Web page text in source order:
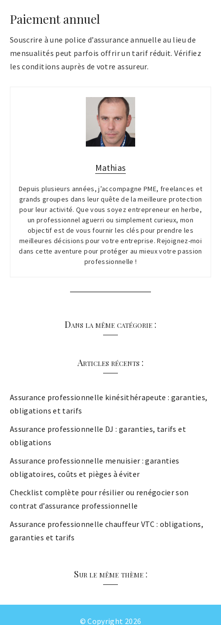
Paiement annuel
Souscrire à une police d’assurance annuelle au lieu de
mensualités peut parfois offrir un tarif réduit. Vérifiez
les conditions auprès de votre assureur.
Mathias
Depuis plusieurs années, j’accompagne PME, freelances et
grands groupes dans leur quête de la meilleure protection
pour leur activité. Que vous soyez entrepreneur en herbe,
un professionnel aguerri ou simplement curieux, mon
objectif est de vous fournir les clés pour prendre les
meilleures décisions pour votre entreprise. Rejoignez-moi
dans cette aventure pour protéger au mieux votre passion
professionnelle !
Dans la même catégorie :
Articles récents :
Assurance professionnelle kinésithérapeute : garanties,
obligations et tarifs
Assurance professionnelle DJ : garanties, tarifs et
obligations
Assurance professionnelle menuisier : garanties
obligatoires, coûts et pièges à éviter
Checklist complète pour résilier ou renégocier son
contrat d’assurance professionnelle
Assurance professionnelle chauffeur VTC : obligations,
garanties et tarifs
Sur le même thème :
© Copyright 2026